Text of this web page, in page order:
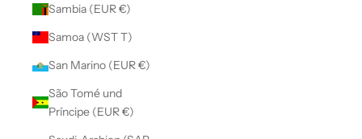
Sambia (EUR €)
Samoa (WST T)
San Marino (EUR €)
São Tomé und
Príncipe (EUR €)